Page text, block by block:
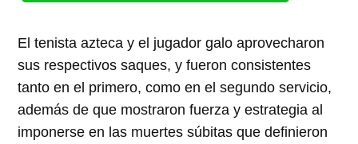
El tenista azteca y el jugador galo aprovecharon
sus respectivos saques, y fueron consistentes
tanto en el primero, como en el segundo servicio,
además de que mostraron fuerza y estrategia al
imponerse en las muertes súbitas que definieron